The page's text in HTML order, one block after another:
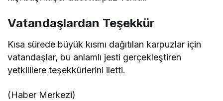
Vatandaşlardan Teşekkür
Kısa sürede büyük kısmı dağıtılan karpuzlar için
vatandaşlar, bu anlamlı jesti gerçekleştiren
yetkililere teşekkürlerini iletti.
(Haber Merkezi)